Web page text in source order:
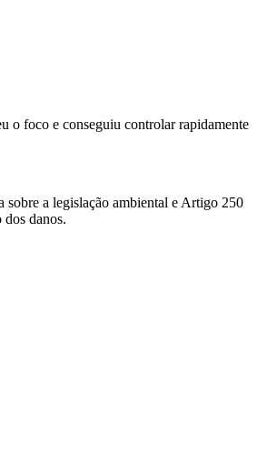
o foco e conseguiu controlar rapidamente
sobre a legislação ambiental e Artigo 250
danos.